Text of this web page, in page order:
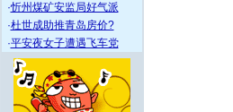
·忻州煤矿安监局好气派
·杜世成助推青岛房价?
·平安夜女子遭遇飞车党